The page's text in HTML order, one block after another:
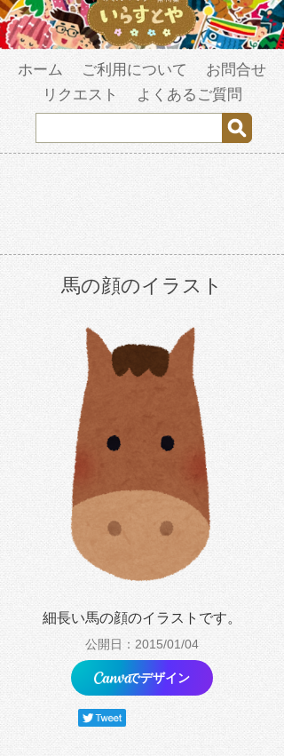
ホーム ご利用について
お問合せ
リクエスト
よくあるご質問
馬の顔のイラスト
細長い馬の顔のイラストです。
公開日：2015/01/04
でデザイン